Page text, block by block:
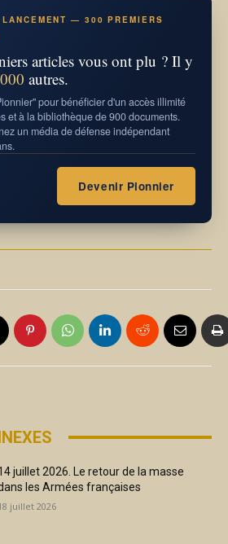
— 300 PREMIERS
articles vous ont plu ? Il y
autres.
pour bénéficier d'un accès illimité
et à la bibliothèque de 900 documents.
un média de défense indépendant
Devenir Pionnier
juillet 2026. Le retour de la masse
les Armées françaises
juillet 2026